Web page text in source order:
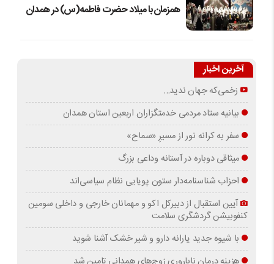
همزمان با میلاد حضرت فاطمه(س) در همدان
آخرین اخبار
زخمی‌که جهان ندید…
بیانیه ستاد مردمی خدمتگزاران اربعین استان همدان
سفر به کرانه‌ نور از مسیرِ «سماح»
میثاقی دوباره در آستانه‌ وداعی بزرگ
احزاب شناسنامه‌دار ستون پویایی نظام سیاسی‌اند
آیین استقبال از دبیرکل اکو و مهمانان خارجی و داخلی سومین
کنفوبیشن گردشگری سلامت
با شیوه جدید یارانه دارو و شیر خشک آشنا شوید